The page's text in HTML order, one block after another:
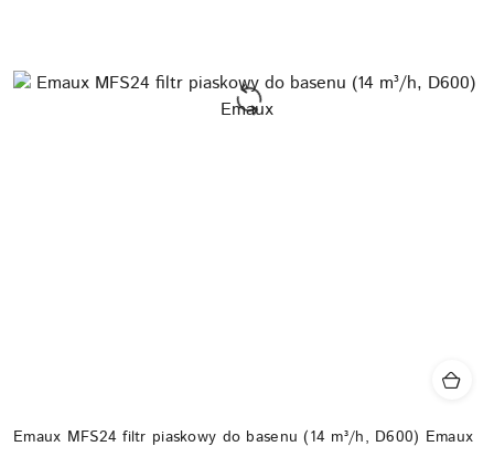
Emaux MFS24 filtr piaskowy do basenu (14 m³/h, D600) Emaux